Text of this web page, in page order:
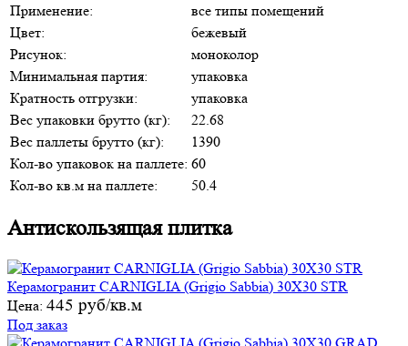
Применение:
все типы помещений
Цвет:
бежевый
Рисунок:
моноколор
Минимальная партия:
упаковка
Кратность отгрузки:
упаковка
Вес упаковки брутто (кг):
22.68
Вес паллеты брутто (кг):
1390
Кол-во упаковок на паллете: 60
Кол-во кв.м на паллете:
50.4
Антискользящая плитка
Керамогранит CARNIGLIA (Grigio Sabbia) 30X30 STR
Цена: 445 руб/кв.м
Под заказ